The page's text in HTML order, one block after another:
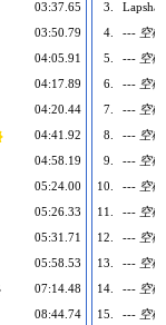
03:37.65
03:50.79
04:05.91
04:17.89
04:20.44
04:41.92
04:58.19
05:24.00
05:26.33
05:31.71
05:58.53
07:14.48
08:44.74
3.
4.
--- 空
5.
--- 空
6.
--- 空
7.
--- 空
8.
--- 空
9.
--- 空
10.
--- 空
11.
--- 空
12.
--- 空
13.
--- 空
14.
--- 空
15.
--- 空